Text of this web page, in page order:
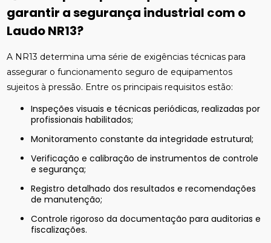
garantir a segurança industrial com o
Laudo NR13?
A NR13 determina uma série de exigências técnicas para
assegurar o funcionamento seguro de equipamentos
sujeitos à pressão. Entre os principais requisitos estão:
Inspeções visuais e técnicas periódicas, realizadas por
profissionais habilitados;
Monitoramento constante da integridade estrutural;
Verificação e calibração de instrumentos de controle
e segurança;
Registro detalhado dos resultados e recomendações
de manutenção;
Controle rigoroso da documentação para auditorias e
fiscalizações.